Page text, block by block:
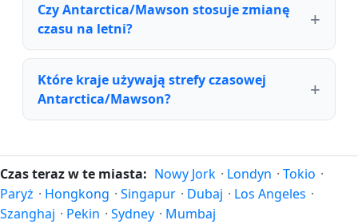
Czy Antarctica/Mawson stosuje zmianę
czasu na letni?
Które kraje używają strefy czasowej
Antarctica/Mawson?
Czas teraz w te miasta: Nowy Jork · Londyn · Tokio ·
Paryż · Hongkong · Singapur · Dubaj · Los Angeles ·
Szanghaj · Pekin · Sydney · Mumbaj